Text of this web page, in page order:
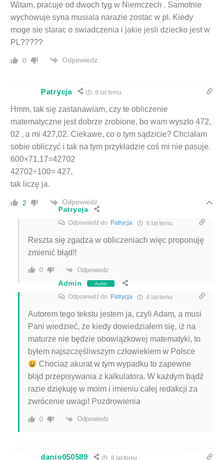
Witam, pracuje od dwoch tyg w Niemczech . Samotnie
wychowuje syna musiala narazie zostac w pl. Kiedy
moge sie starac o swiadczenia i jakie jesli dziecko jest w
PL?????
0 Odpowiedz
Patrycja 8 lat temu
Hmm, tak się zastanawiam, czy te obliczenie
matematyczne jest dobrze zrobione, bo wam wyszło 472,
02 , a mi 427,02. Ciekawe, co o tym sądzicie? Chciałam
sobie obliczyć i tak na tym przykładzie coś mi nie pasuje.
600×71,17=42702
42702÷100= 427,
tak liczę ja.
2
Odpowiedz
Patrycja
Odpowiedź do Patrycja 8 lat temu
Reszta się zgadza w obliczeniach więc proponuję
zmienić błąd!!
0 Odpowiedz
Admin Autor
Odpowiedź do Patrycja 8 lat temu
Autorem tego tekstu jestem ja, czyli Adam, a musi
Pani wiedzieć, że kiedy dowiedziałem się, iż na
maturze nie będzie obowiązkowej matematyki, to
byłem najszczęśliwszym człowiekiem w Polsce
Chociaż akurat w tym wypadku to zapewne
błąd przepisywania z kalkulatora. W każdym bądź
razie dziękuję w moim i imieniu całej redakcji za
zwrócenie uwagi! Pozdrowienia
0 Odpowiedz
danio050589 8 lat temu